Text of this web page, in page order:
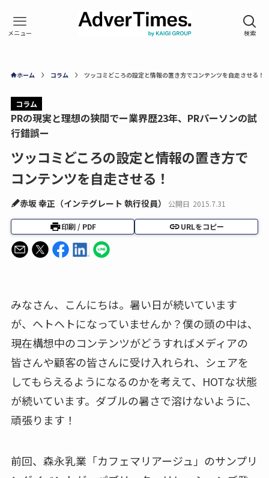
ホーム コラム ツッコミどころの設定と情報の置き方でコンテンツを自走させる！
コラム
PRの現実と理想の狭間でー業界歴23年、PRパーソンの試
行錯誤ー
ツッコミどころの設定と情報の置き方で
コンテンツを自走させる！
赤坂 幸正（インテグレート 執行役員） 公開日 2015.7.31
印刷 / PDF URLをコピー
みなさん、こんにちは。暑い日が続いています
が、ヘトヘトになっていませんか？僕の頭の中は、
現在構想中のコンテンツがどうすればメディアの
皆さんや顧客の皆さんに受け入れられ、シェアを
してもらえるようになるのかを考えて、HOTな状態
が続いています。ダブルの暑さで溶けないように、
頑張ります！
前回、森永乳業「カフェマリアージュ」のサンプリ